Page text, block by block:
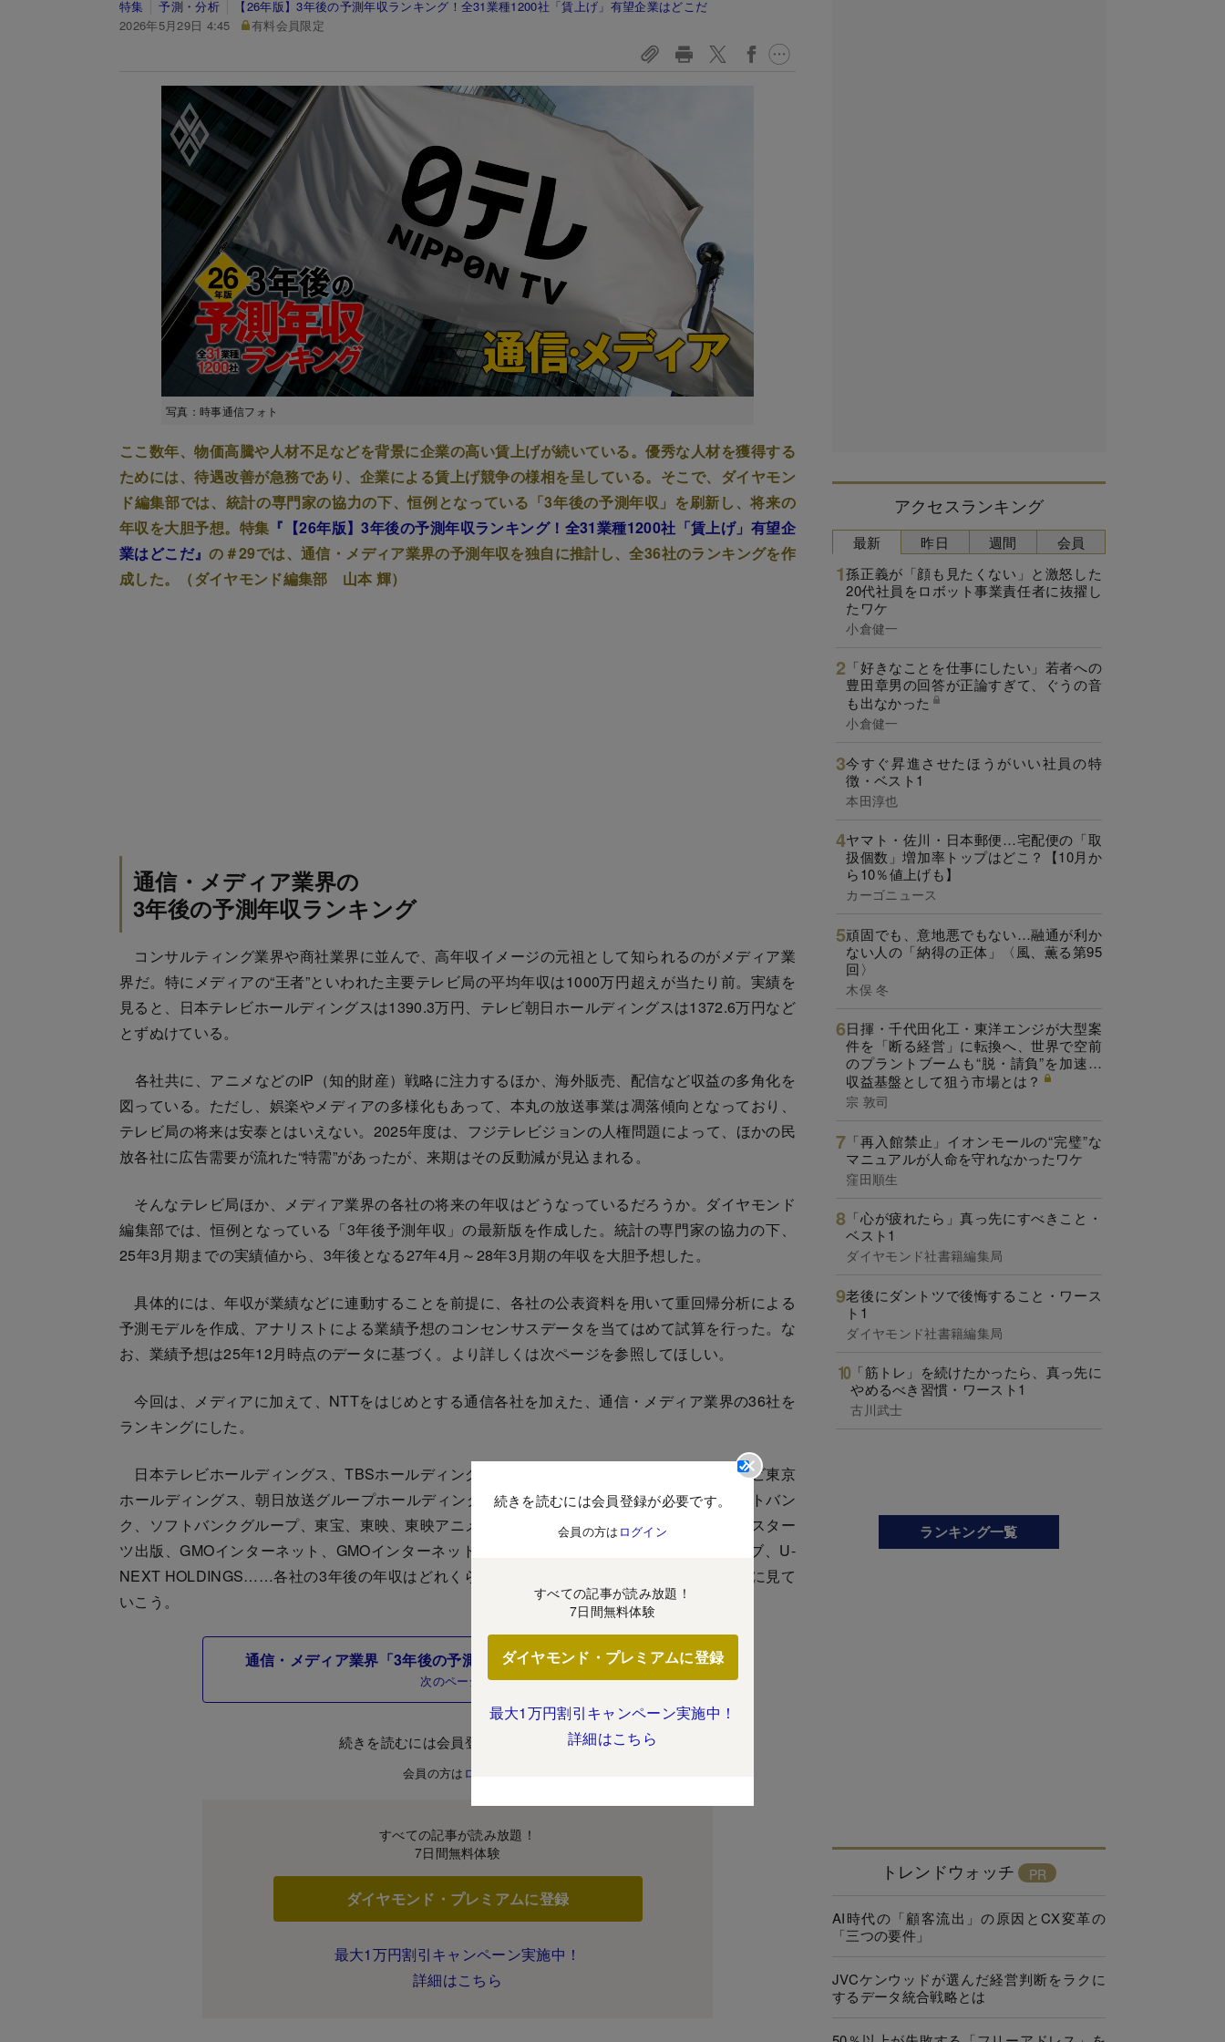
特集 予測・分析
【26年版】3年後の予測年収ランキング！全31業種1200社「賃上げ」有望企業はどこだ
2026年5月29日 4:45
有料会員限定
写真：時事通信フォト
ここ数年、物価高騰や人材不足などを背景に企業の高い賃上げが続いている。優秀な人材を獲得する
ためには、待遇改善が急務であり、企業による賃上げ競争の様相を呈している。そこで、ダイヤモン
ド編集部では、統計の専門家の協力の下、恒例となっている「3年後の予測年収」を刷新し、将来の
年収を大胆予想。特集 『【26年版】3年後の予測年収ランキング！全31業種1200社「賃上げ」有望企
業はどこだ』の＃29では、通信・メディア業界の予測年収を独自に推計し、全36社のランキングを作
成した。（ダイヤモンド編集部 山本 輝）
通信・メディア業界の
3年後の予測年収ランキング
コンサルティング業界や商社業界に並んで、高年収イメージの元祖として知られるのがメディア業
界だ。特にメディアの“王者”といわれた主要テレビ局の平均年収は1000万円超えが当たり前。実績を
見ると、日本テレビホールディングスは1390.3万円、テレビ朝日ホールディングスは1372.6万円など
とずぬけている。
各社共に、アニメなどのIP（知的財産）戦略に注力するほか、海外販売、配信など収益の多角化を
図っている。ただし、娯楽やメディアの多様化もあって、本丸の放送事業は凋落傾向となっており、
テレビ局の将来は安泰とはいえない。2025年度は、フジテレビジョンの人権問題によって、ほかの民
放各社に広告需要が流れた“特需”があったが、来期はその反動減が見込まれる。
そんなテレビ局ほか、メディア業界の各社の将来の年収はどうなっているだろうか。ダイヤモンド
編集部では、恒例となっている「3年後予測年収」の最新版を作成した。統計の専門家の協力の下、
25年3月期までの実績値から、3年後となる27年4月～28年3月期の年収を大胆予想した。
具体的には、年収が業績などに連動することを前提に、各社の公表資料を用いて重回帰分析による
予測モデルを作成、アナリストによる業績予想のコンセンサスデータを当てはめて試算を行った。な
お、業績予想は25年12月時点のデータに基づく。より詳しくは次ページを参照してほしい。
今回は、メディアに加えて、NTTをはじめとする通信各社を加えた、通信・メディア業界の36社を
ランキングにした。
日本テレビホールディングス、TBSホールディングス、テレビ朝日ホールディングス、テレビ東京
ホールディングス、朝日放送グループホールディングス、スカパーJSAT、NTT、KDDI、ソフトバン
ク、ソフトバンクグループ、東宝、東映、東映アニメーション、IGポート、アルファポリス、スター
ツ出版、GMOインターネット、GMOインターネットグループ、インターネットイニシアティブ、U-
NEXT HOLDINGS……各社の3年後の年収はどれくらい増えるのか、あるいは減るのか。一挙に見て
いこう。
通信・メディア業界「3年後の予測年収」ランキングはこちら！
次のページ
続きを読むには会員登録が必要です。
会員の方は ログイン
すべての記事が読み放題！
7日間無料体験
ダイヤモンド・プレミアムに登録
最大1万円割引キャンペーン実施中！
詳細はこちら
続きを読むには会員登録が必要です。
会員の方は ログイン
すべての記事が読み放題！
7日間無料体験
ダイヤモンド・プレミアムに登録
最大1万円割引キャンペーン実施中！
詳細はこちら
アクセスランキング
最新
孫正義が「顔も見たくない」と激怒した
20代社員をロボット事業責任者に抜擢し
たワケ
小倉健一
「好きなことを仕事にしたい」若者への
豊田章男の回答が正論すぎて、ぐうの音
も出なかった
小倉健一
今すぐ昇進させたほうがいい社員の特
徴・ベスト1
本田淳也
ヤマト・佐川・日本郵便…宅配便の「取
扱個数」増加率トップはどこ？【10月か
ら10％値上げも】
カーゴニュース
頑固でも、意地悪でもない…融通が利か
ない人の「納得の正体」〈風、薫る第95
回〉
木俣 冬
日揮・千代田化工・東洋エンジが大型案
件を「断る経営」に転換へ、世界で空前
のプラントブームも“脱・請負”を加速…
収益基盤として狙う市場とは？
宗 敦司
「再入館禁止」イオンモールの“完璧”な
マニュアルが人命を守れなかったワケ
窪田順生
「心が疲れたら」真っ先にすべきこと・
ベスト1
ダイヤモンド社書籍編集局
老後にダントツで後悔すること・ワース
ト1
ダイヤモンド社書籍編集局
「筋トレ」を続けたかったら、真っ先に
やめるべき習慣・ワースト1
古川武士
昨日 週間 会員
ランキング一覧
トレンドウォッチ
AI時代の「顧客流出」の原因とCX変革の
「三つの要件」
JVCケンウッドが選んだ経営判断をラクに
するデータ統合戦略とは